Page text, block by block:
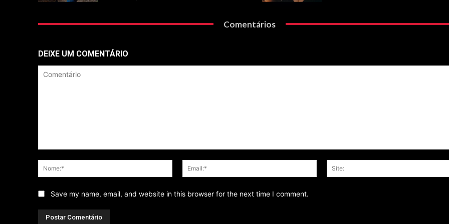
Comentários
DEIXE UM COMENTÁRIO
Nome:*
Email:*
Save my name, email, and website in this browser for the next time I comment.